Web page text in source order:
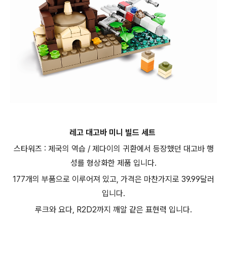
레고 대고바 미니 빌드 세트
스타워즈 : 제국의 역습 / 제다이의 귀환에서 등장했던 대고바 행
성를 형상화한 제품 입니다.
177개의 부품으로 이루어져 있고, 가격은 마찬가지로 39.99달러
입니다.
루크와 요다, R2D2까지 깨알 같은 표현력 입니다.